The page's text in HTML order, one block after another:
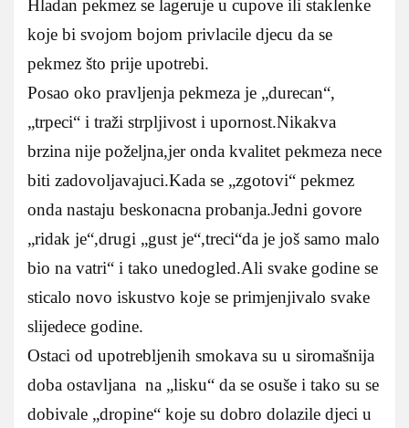
Hladan pekmez se lageruje u cupove ili staklenke
koje bi svojom bojom privlacile djecu da se
pekmez što prije upotrebi.
Posao oko pravljenja pekmeza je „durecan“,
„trpeci“ i traži strpljivost i upornost.Nikakva
brzina nije poželjna,jer onda kvalitet pekmeza nece
biti zadovoljavajuci.Kada se „zgotovi“ pekmez
onda nastaju beskonacna probanja.Jedni govore
„ridak je“,drugi „gust je“,treci“da je još samo malo
bio na vatri“ i tako unedogled.Ali svake godine se
sticalo novo iskustvo koje se primjenjivalo svake
slijedece godine.
Ostaci od upotrebljenih smokava su u siromašnija
doba ostavljana na „lisku“ da se osuše i tako su se
dobivale „dropine“ koje su dobro dolazile djeci u